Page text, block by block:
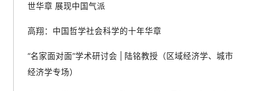
世华章 展现中国气派
高翔：中国哲学社会科学的十年华章
“名家面对面”学术研讨会 | 陆铭教授（区域经济学、城市
经济学专场）